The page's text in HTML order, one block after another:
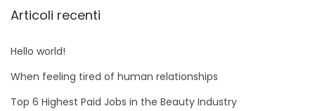
c
p
Articoli recenti
Hello world!
When feeling tired of human relationships
Top 6 Highest Paid Jobs in the Beauty Industry